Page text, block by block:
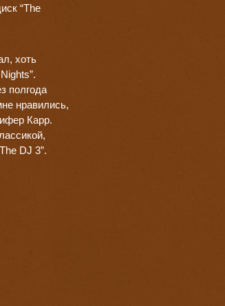
“The
хоть
полгода
нравились,
Карр.
DJ 3”.